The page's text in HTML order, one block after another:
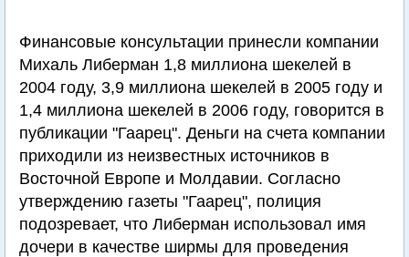
Финансовые консультации принесли компании
Михаль Либерман 1,8 миллиона шекелей в
2004 году, 3,9 миллиона шекелей в 2005 году и
1,4 миллиона шекелей в 2006 году, говорится в
публикации "Гаарец". Деньги на счета компании
приходили из неизвестных источников в
Восточной Европе и Молдавии. Согласно
утверждению газеты "Гаарец", полиция
подозревает, что Либерман использовал имя
дочери в качестве ширмы для проведения